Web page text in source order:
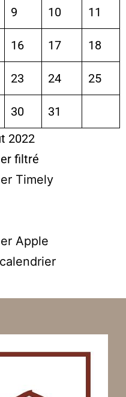
9 10 11
16 17 18
23 24 25
30
31
2022
filtré
Timely
Apple